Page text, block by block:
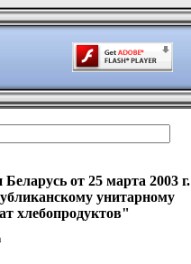
от 25 марта 2003 г.
унитарному
хлебопродуктов"